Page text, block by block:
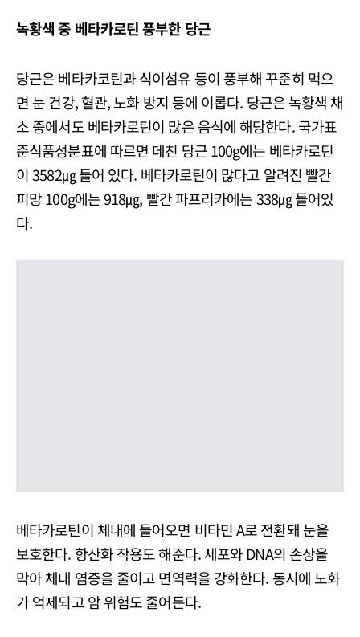
녹황색 중 베타카로틴 풍부한 당근
당근은 베타카코틴과 식이섬유 등이 풍부해 꾸준히 먹으
면 눈 건강, 혈관, 노화 방지 등에 이롭다. 당근은 녹황색 채
소 중에서도 베타카로틴이 많은 음식에 해당한다. 국가표
준식품성분표에 따르면 데친 당근 100g에는 베타카로틴
이 3582㎍ 들어 있다. 베타카로틴이 많다고 알려진 빨간
피망 100g에는 918㎍, 빨간 파프리카에는 338㎍ 들어있
다.
베타카로틴이 체내에 들어오면 비타민 A로 전환돼 눈을
보호한다. 항산화 작용도 해준다. 세포와 DNA의 손상을
막아 체내 염증을 줄이고 면역력을 강화한다. 동시에 노화
가 억제되고 암 위험도 줄어든다.